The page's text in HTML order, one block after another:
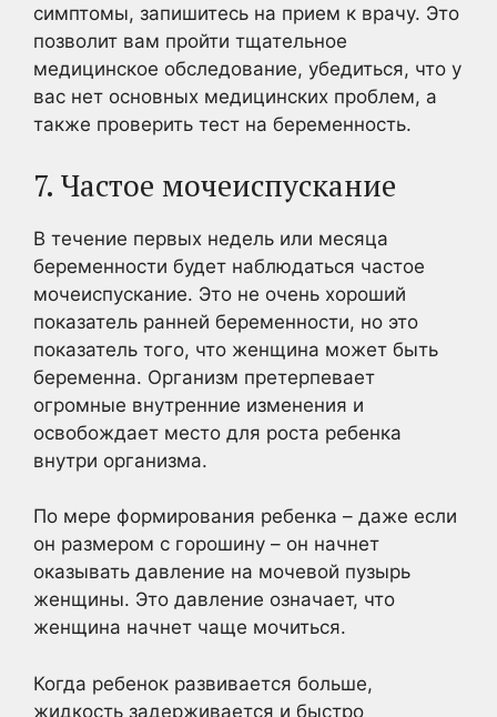
симптомы, запишитесь на прием к врачу. Это
позволит вам пройти тщательное
медицинское обследование, убедиться, что у
вас нет основных медицинских проблем, а
также проверить тест на беременность.
7. Частое мочеиспускание
В течение первых недель или месяца
беременности будет наблюдаться частое
мочеиспускание. Это не очень хороший
показатель ранней беременности, но это
показатель того, что женщина может быть
беременна. Организм претерпевает
огромные внутренние изменения и
освобождает место для роста ребенка
внутри организма.
По мере формирования ребенка – даже если
он размером с горошину – он начнет
оказывать давление на мочевой пузырь
женщины. Это давление означает, что
женщина начнет чаще мочиться.
Когда ребенок развивается больше,
жидкость задерживается и быстро